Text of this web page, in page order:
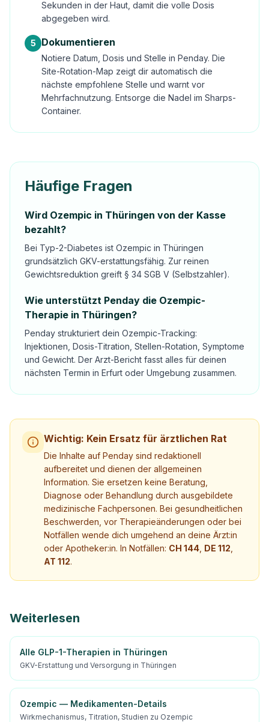
Sekunden in der Haut, damit die volle Dosis
abgegeben wird.
5 Dokumentieren
Notiere Datum, Dosis und Stelle in Penday. Die
Site-Rotation-Map zeigt dir automatisch die
nächste empfohlene Stelle und warnt vor
Mehrfachnutzung. Entsorge die Nadel im Sharps-
Container.
Häufige Fragen
Wird Ozempic in Thüringen von der Kasse
bezahlt?
Bei Typ-2-Diabetes ist Ozempic in Thüringen
grundsätzlich GKV-erstattungsfähig. Zur reinen
Gewichtsreduktion greift § 34 SGB V (Selbstzahler).
Wie unterstützt Penday die Ozempic-
Therapie in Thüringen?
Penday strukturiert dein Ozempic-Tracking:
Injektionen, Dosis-Titration, Stellen-Rotation, Symptome
und Gewicht. Der Arzt-Bericht fasst alles für deinen
nächsten Termin in Erfurt oder Umgebung zusammen.
Wichtig: Kein Ersatz für ärztlichen Rat
Die Inhalte auf Penday sind redaktionell
aufbereitet und dienen der allgemeinen
Information. Sie ersetzen keine Beratung,
Diagnose oder Behandlung durch ausgebildete
medizinische Fachpersonen. Bei gesundheitlichen
Beschwerden, vor Therapieänderungen oder bei
Notfällen wende dich umgehend an deine Ärzt:in
oder Apotheker:in. In Notfällen: CH 144 DE 112
AT 112.
Weiterlesen
Alle GLP-1-Therapien in Thüringen
GKV-Erstattung und Versorgung in Thüringen
Ozempic — Medikamenten-Details
Wirkmechanismus, Titration, Studien zu Ozempic